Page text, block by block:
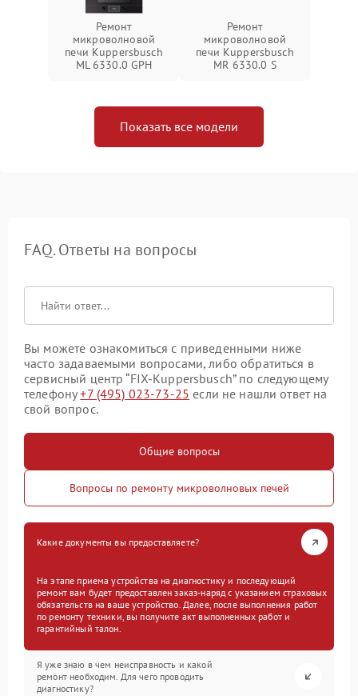
Ремонт
микроволновой
печи Kuppersbusch
ML 6330.0 GPH
Ремонт
микроволновой
печи Kuppersbusch
MR 6330.0 S
Показать все модели
FAQ. Ответы на вопросы
Вы можете ознакомиться с приведенными ниже
часто задаваемыми вопросами, либо обратиться в
сервисный центр “FIX-Kuppersbusch” по следующему
телефону+7 (495) 023-73-25 если не нашли ответ на
свой вопрос.
Общие вопросы
Вопросы по ремонту микроволновых печей
Какие документы вы предоставляете?
На этапе приема устройства на диагностику и последующий
ремонт вам будет предоставлен заказ-наряд с указанием страховых
обязательств на ваше устройство. Далее, после выполнения работ
по ремонту техники, вы получите акт выполненных работ и
гарантийный талон.
Я уже знаю в чем неисправность и какой
ремонт необходим. Для чего проводить
диагностику?